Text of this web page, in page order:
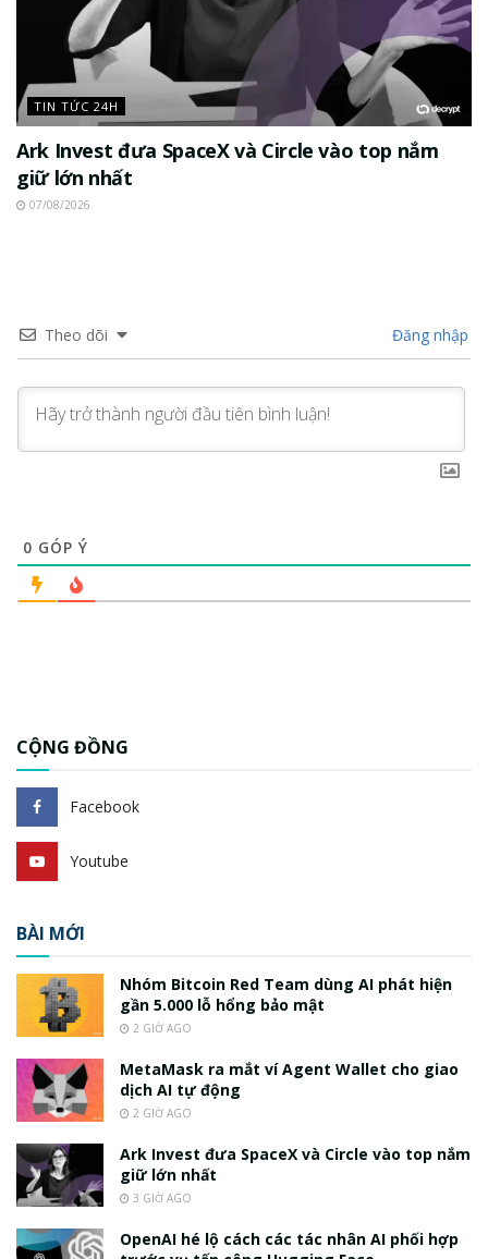
TIN TỨC 24H
Ark Invest đưa SpaceX và Circle vào top nắm
giữ lớn nhất
07/08/2026
Theo dõi Đăng nhập
0 GÓP Ý
CỘNG ĐỒNG
Facebook
Youtube
BÀI MỚI
Nhóm Bitcoin Red Team dùng AI phát hiện
gần 5.000 lỗ hổng bảo mật
2 GIỜ AGO
MetaMask ra mắt ví Agent Wallet cho giao
dịch AI tự động
2 GIỜ AGO
Ark Invest đưa SpaceX và Circle vào top nắm
giữ lớn nhất
3 GIỜ AGO
OpenAI hé lộ cách các tác nhân AI phối hợp